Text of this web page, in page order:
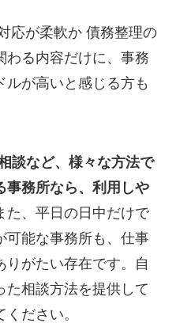
応が柔軟か 債務整理の
わる内容だけに、事務
ルが高いと感じる方も
談など、様々な方法で
事務所なら、利用しや
た、平日の日中だけで
可能な事務所も、仕事
りがたい存在です。自
た相談方法を提供して
ださい。